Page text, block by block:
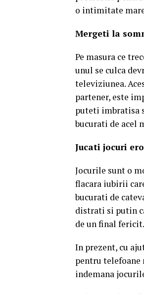
o intimitate
Mergeti la
Pe masura ce
unul se culca
televiziunea.
partener, este
puteti imbratisa
bucurati de acel
Jucati jocuri
Jocurile sunt o
flacara iubirii
bucurati de
distrati si putin
de un final fericit.
In prezent, cu
pentru telefoane
indemana